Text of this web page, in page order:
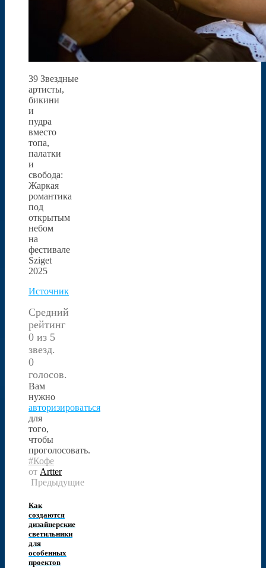
39 Звездные
артисты,
бикини
и
пудра
вместо
топа,
палатки
и
свобода:
Жаркая
романтика
под
открытым
небом
на
фестивале
Sziget
2025
Источник
Средний
рейтинг
0 из 5
звезд.
0
голосов.
Вам
нужно
авторизироваться
для
того,
чтобы
проголосовать.
#Кофе
от Artter
Предыдущие
Как
создаются
дизайнерские
светильники
для
особенных
проектов